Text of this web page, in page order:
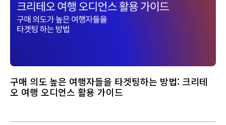
구매 의도 높은 여행자들을 타겟팅하는 방법: 크리테
오 여행 오디언스 활용 가이드